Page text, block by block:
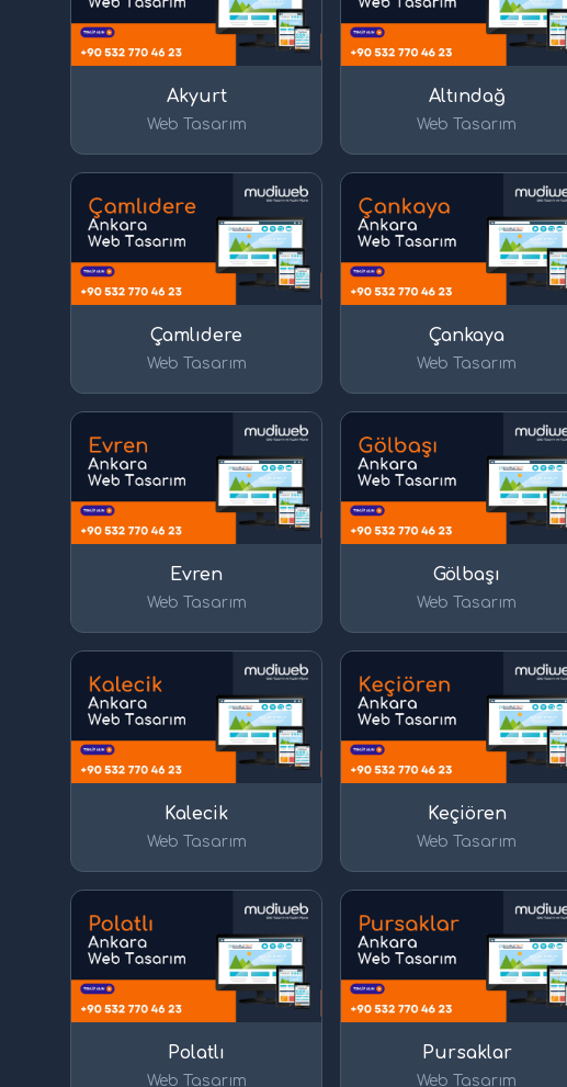
Akyurt
Web Tasarım
Altındağ
Web Tasarım
Çamlıdere
Web Tasarım
Çankaya
Web Tasarım
Evren
Web Tasarım
Gölbaşı
Web Tasarım
Kalecik
Web Tasarım
Keçiören
Web Tasarım
Polatlı
Web Tasarım
Pursaklar
Web Tasarım